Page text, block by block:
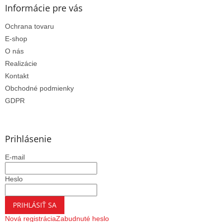
Informácie pre vás
Ochrana tovaru
E-shop
O nás
Realizácie
Kontakt
Obchodné podmienky
GDPR
Prihlásenie
E-mail
Heslo
PRIHLÁSIŤ SA
Nová registráciaZabudnuté heslo